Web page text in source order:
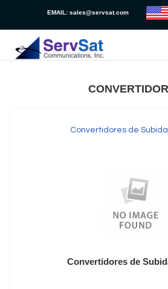
EMAIL: sales@servsat.com
Convertidores de
Convertidores de